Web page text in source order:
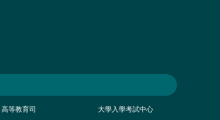
高等教育司 大學入學考試中心